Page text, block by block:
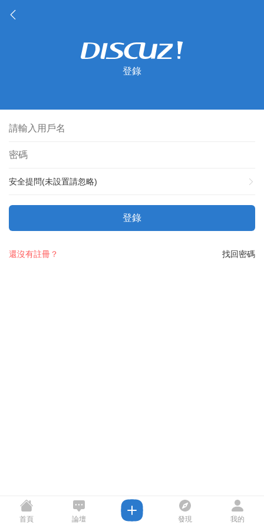
登錄
安全提問(未設置請忽略)
登錄
找回密碼
還沒有註冊？
首頁 論壇 發現 我的